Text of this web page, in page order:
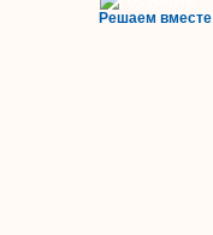
Решаем вместе